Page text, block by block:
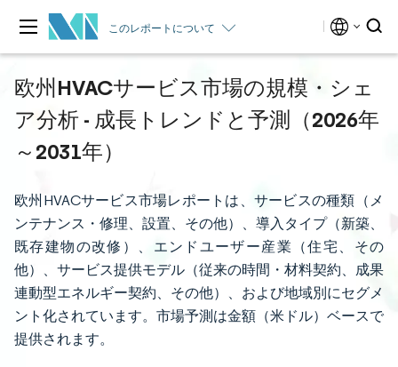
このレポートについて
欧州HVACサービス市場の規模・シェ
ア分析 - 成長トレンドと予測（2026年
～2031年）
欧州HVACサービス市場レポートは、サービスの種類（メ
ンテナンス・修理、設置、その他）、導入タイプ（新築、
既存建物の改修）、エンドユーザー産業（住宅、その
他）、サービス提供モデル（従来の時間・材料契約、成果
連動型エネルギー契約、その他）、および地域別にセグメ
ント化されています。市場予測は金額（米ドル）ベースで
提供されます。